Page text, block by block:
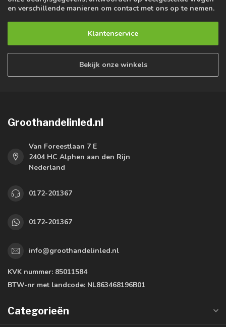
en verschillende manieren om contact met ons op te nemen.
Klantenservice
Bekijk onze winkels
Groothandelinled.nl
Van Foreestlaan 7 E
2404 HC Alphen aan den Rijn
Nederland
0172-201367
0172-201367
info@groothandelinled.nl
KVK nummer: 85011584
BTW-nr met landcode: NL863468196B01
Categorieën